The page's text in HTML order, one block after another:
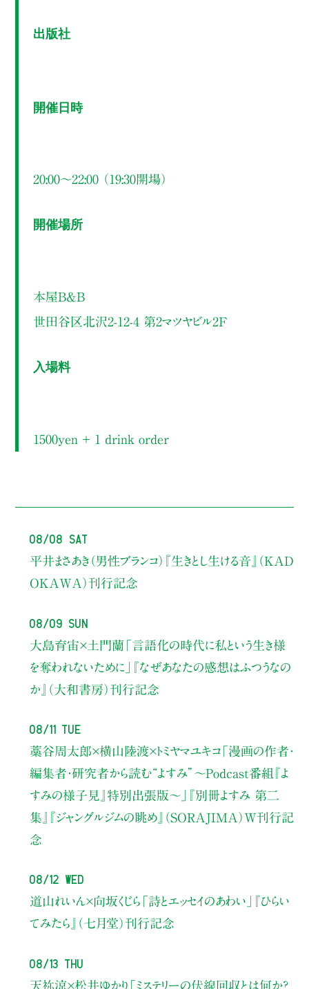
出版社
開催日時
20:00～22:00 （19:30開場）
開催場所
本屋B&B
世田谷区北沢2-12-4 第2マツヤビル2F
入場料
1500yen ＋ 1 drink order
08/08 Sat
平井まさあき（男性ブランコ） 『生きとし生ける音』（KAD
OKAWA）刊行記念
08/09 Sun
大島育宙×土門蘭 「言語化の時代に私という生き様
を奪われないために」
『なぜあなたの感想はふつうなの
か』（大和書房）刊行記念
08/11 Tue
藁谷周太郎×横山陸渡×トミヤマユキコ「漫画の作者・
編集者・研究者から読む“よすみ” 〜Podcast番組『よ
すみの様子見』特別出張版〜」
『別冊よすみ 第二
集』『ジャングルジムの眺め』（SORAJIMA）W刊行記
念
08/12 Wed
道山れいん×向坂くじら 「詩とエッセイのあわい」
『ひらい
てみたら』（七月堂）刊行記念
08/13 Thu
天祢涼×松井ゆかり 「ミステリーの伏線回収とは何か？